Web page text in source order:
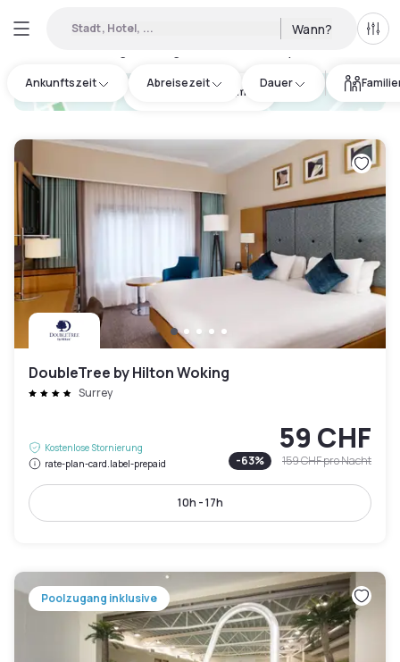
Stadt, Hotel, ... Wann? Alle
Ankunftszeit Abreisezeit Dauer
hotel.cta.view_map
DoubleTree by Hilton Woking
Surrey
Kostenlose Stornierung
rate-plan-card.label-prepaid
59 CHF
-63% 159 CHFpro Nacht
10h - 17h
Poolzugang inklusive